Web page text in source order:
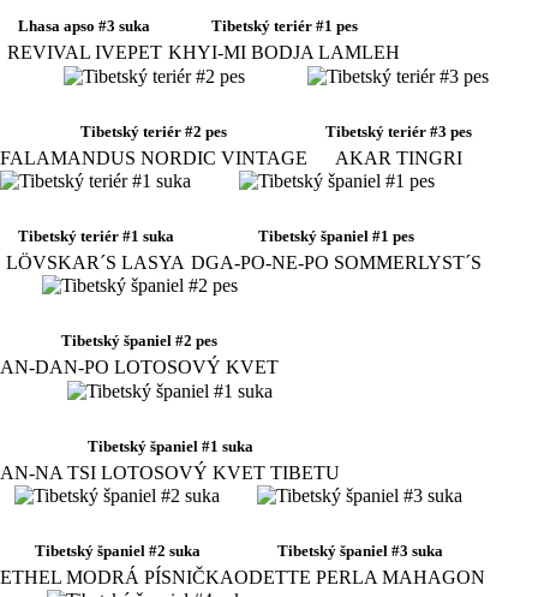
Lhasa apso #3 suka
REVIVAL IVEPET
Tibetský teriér #1 pes
KHYI-MI BODJA LAMLEH
Tibetský teriér #2 pes
FALAMANDUS NORDIC VINTAGE
Tibetský teriér #3 pes
AKAR TINGRI
Tibetský teriér #1 suka
LÖVSKAR´S LASYA
Tibetský španiel #1 pes
DGA-PO-NE-PO SOMMERLYST´S
Tibetský španiel #2 pes
AN-DAN-PO LOTOSOVÝ KVET
Tibetský španiel #1 suka
AN-NA TSI LOTOSOVÝ KVET TIBETU
Tibetský španiel #2 suka
ETHEL MODRÁ PÍSNIČKA
Tibetský španiel #3 suka
ODETTE PERLA MAHAGON